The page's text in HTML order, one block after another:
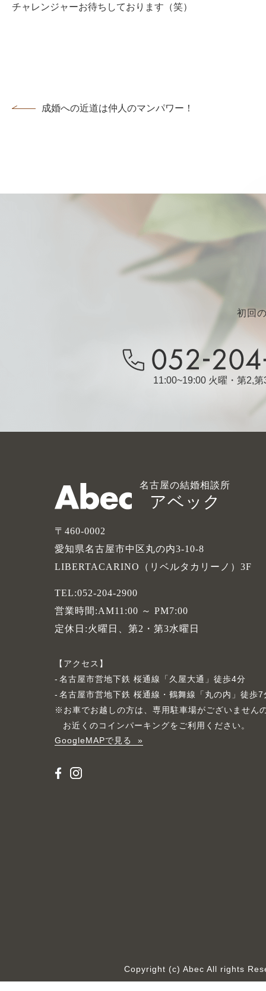
チャレンジャーお待ちしております（笑）
成婚への近道は仲人のマンパワー！！...
初回
11:00~19:00 火曜・第2,
名古屋の結婚相談所
アベック
〒460-0002
愛知県名古屋市中区丸の内3-10-8
LIBERTACARINO（リベルタカリーノ）3F
TEL:052-204-2900
営業時間:AM11:00 ～ PM7:00
定休日:火曜日、第2・第3水曜日
アクセス
名古屋市営地下鉄 桜通線「久屋大通」徒歩4分
名古屋市営地下鉄 桜通線・鶴舞線「丸の内」徒歩7
※お車でお越しの方は、専用駐車場がございません
お近くのコインパーキングをご利用ください。
GoogleMAPで見る
Copyright (c) Abec All rights